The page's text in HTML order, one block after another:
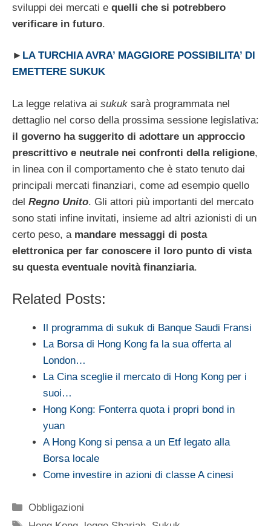
sviluppi dei mercati e quelli che si potrebbero
verificare in futuro.
► LA TURCHIA AVRA’ MAGGIORE POSSIBILITA’ DI
EMETTERE SUKUK
La legge relativa ai sukuk sarà programmata nel
dettaglio nel corso della prossima sessione legislativa:
il governo ha suggerito di adottare un approccio
prescrittivo e neutrale nei confronti della religione,
in linea con il comportamento che è stato tenuto dai
principali mercati finanziari, come ad esempio quello
del Regno Unito. Gli attori più importanti del mercato
sono stati infine invitati, insieme ad altri azionisti di un
certo peso, a mandare messaggi di posta
elettronica per far conoscere il loro punto di vista
su questa eventuale novità finanziaria.
Related Posts:
Il programma di sukuk di Banque Saudi Fransi
La Borsa di Hong Kong fa la sua offerta al
London…
La Cina sceglie il mercato di Hong Kong per i
suoi…
Hong Kong: Fonterra quota i propri bond in
yuan
A Hong Kong si pensa a un Etf legato alla
Borsa locale
Come investire in azioni di classe A cinesi
Categorie
Obbligazioni